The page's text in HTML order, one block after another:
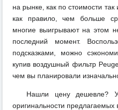
на рынке, как по стоимости
как правило, чем больше
многие выигрывают на этом
последний момент.
подсказками, можно
купив воздушный фильтр
чем вы планировали
Нашли цену дешевле?
оригинальности предлагаемых